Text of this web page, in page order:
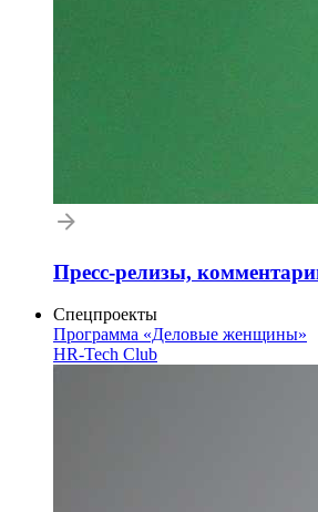
Пресс-релизы,
Спецпроекты
Программа «Деловые женщины»
HR-Tech Club